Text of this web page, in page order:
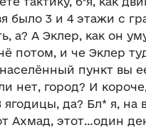
было 3 и 4 этажи с
а? А Эклер, как он
потом, и че Эклер
пункт вы
нет, город? И
ягодицы, да? Бл* я, на
Ахмад, этот…один